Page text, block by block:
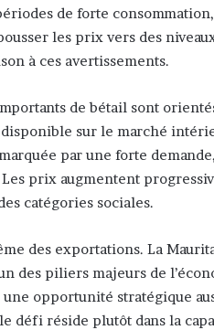
de forte
les prix vers des
à ces avertissements.
de bétail sont
sur le marché
par une forte
prix augmentent
catégories sociales.
des exportations. La
des piliers majeurs de
opportunité stratégique
défi réside plutôt dans la